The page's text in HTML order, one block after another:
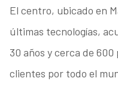
El centro, ubicado en
últimas tecnologías,
30 años y cerca de
clientes por todo el